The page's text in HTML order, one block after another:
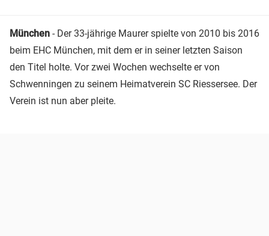
München - Der 33-jährige Maurer spielte von 2010 bis 2016
beim EHC München, mit dem er in seiner letzten Saison
den Titel holte. Vor zwei Wochen wechselte er von
Schwenningen zu seinem Heimatverein SC Riessersee. Der
Verein ist nun aber pleite.